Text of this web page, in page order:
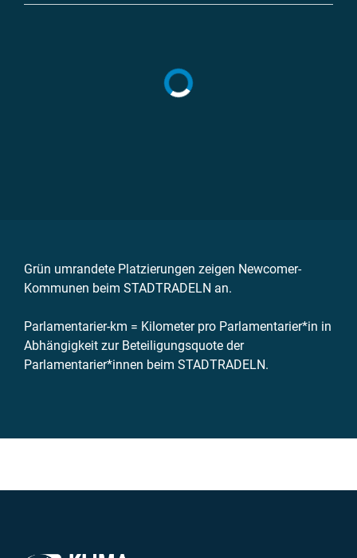
Grün umrandete Platzierungen zeigen Newcomer-
Kommunen beim STADTRADELN an.
Parlamentarier-km = Kilometer pro Parlamentarier*in in
Abhängigkeit zur Beteiligungsquote der
Parlamentarier*innen beim STADTRADELN.